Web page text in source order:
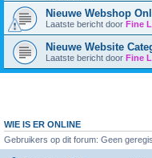
Nieuwe Webshop
Laatste bericht door Fine
Nieuwe Website
Laatste bericht door Fine
WIE IS ER ONLINE
Gebruikers op dit forum: Geen